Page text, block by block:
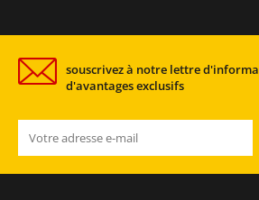
souscrivez à notre lettre
d'avantages exclusifs